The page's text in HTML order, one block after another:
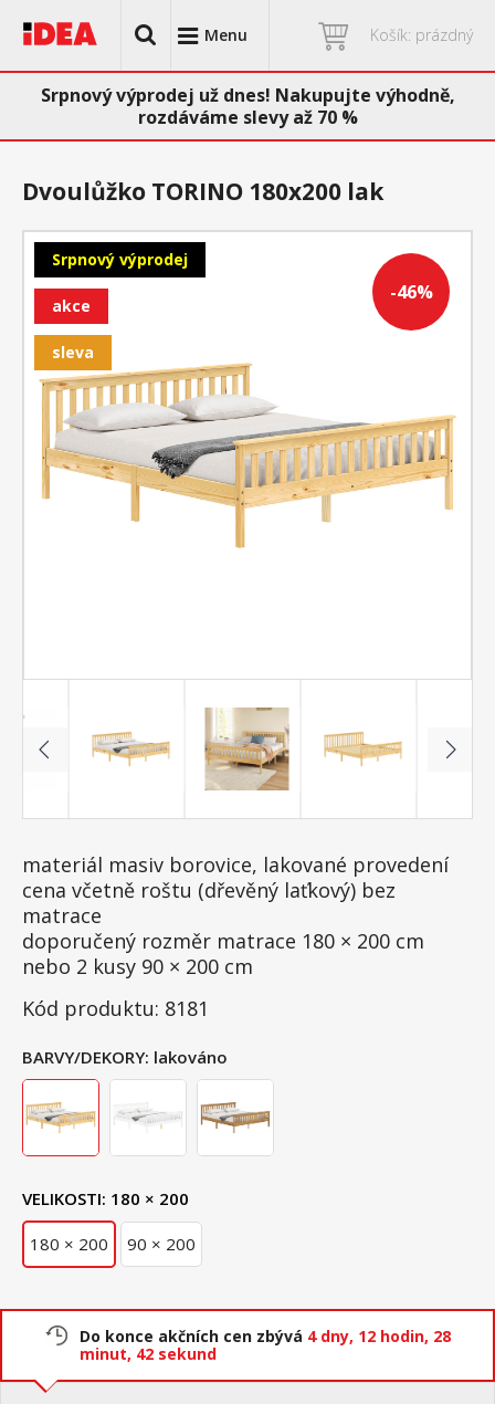
Menu Košík: prázdný
Srpnový výprodej už dnes! Nakupujte výhodně,
rozdáváme slevy až 70 %
-46%
Srpnový výprodej
akce
sleva
Dvoulůžko TORINO 180x200 lak
materiál masiv borovice, lakované provedení
cena včetně roštu (dřevěný laťkový) bez
matrace
doporučený rozměr matrace 180 × 200 cm
nebo 2 kusy 90 × 200 cm
Kód produktu: 8181
BARVY/DEKORY: lakováno
VELIKOSTI: 180 × 200
180 × 200 90 × 200
Do konce akčních cen zbývá 4 dny, 12 hodin, 28
minut, 41 sekund